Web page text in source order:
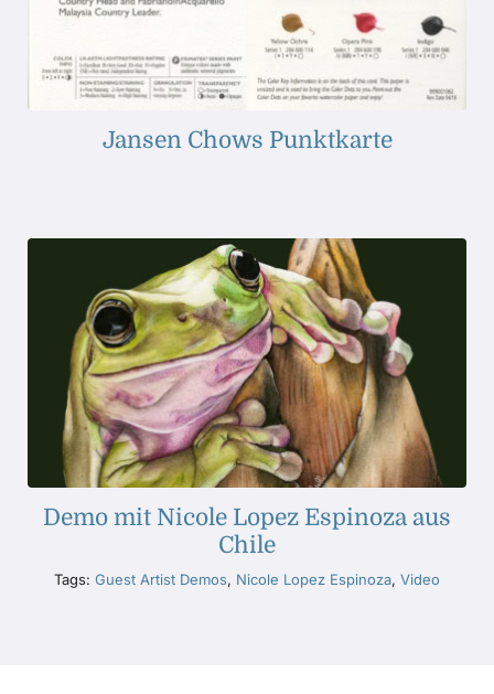
Jansen Chows Punktkarte
Demo mit Nicole Lopez Espinoza aus
Chile
Tags: Guest Artist Demos, Nicole Lopez Espinoza, Video